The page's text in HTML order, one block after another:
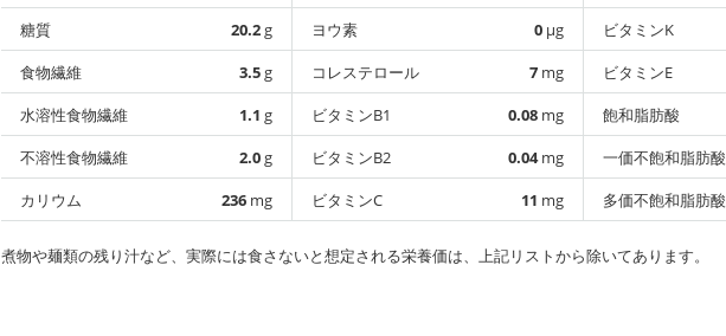
糖質
20.2g
食物繊維
3.5g
水溶性食物繊維
1.1 g
不溶性食物繊維
2.0g
カリウム
236 mg
ヨウ素
0 µg
コレステロール
7 mg
ビタミンB1
0.08 mg
ビタミンB2
0.04mg
ビタミンC
11 mg
ビタミンK
ビタミンE
飽和脂肪酸
一価不飽和脂肪酸
多価不飽和脂肪酸
煮物や麺類の残り汁など、実際には食さないと想定される栄養価は、上記リストから除いてあります。